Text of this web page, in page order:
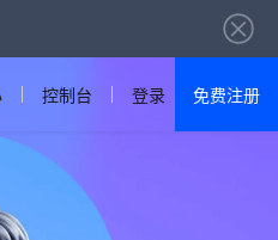
控制台 登录 免费注册